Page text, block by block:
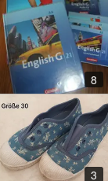
8
3